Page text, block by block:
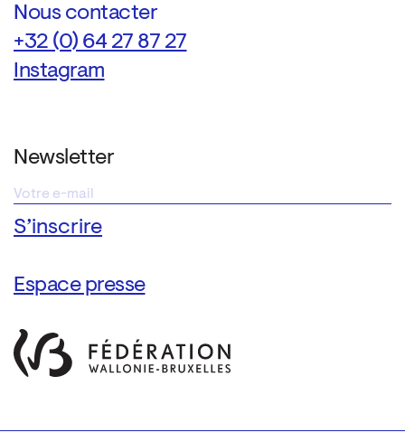
Nous contacter
+32 (0) 64 27 87 27
Instagram
Newsletter
Espace presse